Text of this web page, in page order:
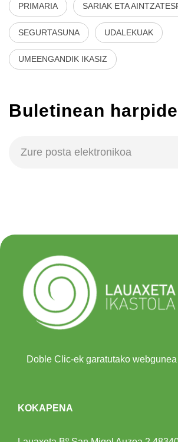
PRIMARIA SARIAK ETA
SEGURTASUNA UDALEKUAK
UMEENGANDIK IKASIZ
Buletinean
Doble Clic-ek garatutako webgunea
KOKAPENA